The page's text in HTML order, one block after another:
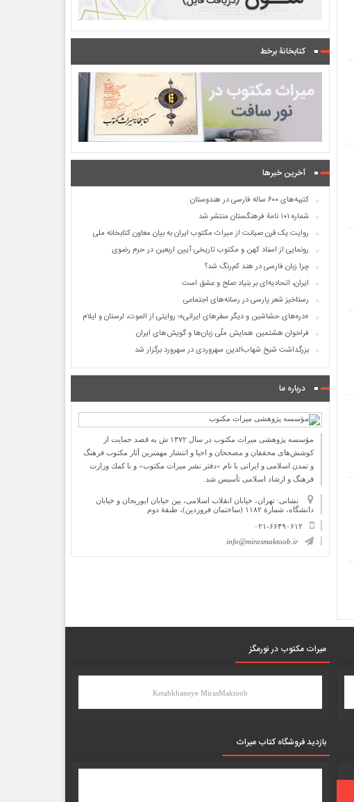
کتابخانۀ برخط
آخرین خبرها
کتیبه‌های ۶۰۰ ساله فارسی در هندوستان
شماره ۱۰۱ نامۀ فرهنگستان منتشر شد
روایت یک قرن صیانت از میراث مکتوب ایران به بیان معاون کتابخانه ملی
رونمایی از اسناد کهن و مکتوب تاریخی آیین اربعین در حرم رضوی
چرا زبان فارسی در هند کم‌رنگ شد؟
ایران، اتحادیه‌ای بر بنیاد صلح و عشق است
رستاخیز شعر پارسی در رسانه‌های اجتماعی
«دره‌های حشاشین و دیگر سفرهای ایرانی»؛ روایتی از الموت، لرستان و ایلام
فراخوان هشتمین همایش ملّی زبان‌ها و گویش‌های ایران
بزرگداشت شیخ شهاب‌الدین سهروردی در سهرورد برگزار شد
درباره ما
مؤسسه پژوهشی میراث مكتوب در سال ۱۳۷۲ ش به قصد حمایت از
كوشش‌های محققان و مصححان و احیا و انتشار مهمترین آثار مكتوب فرهنگ
و تمدن اسلامی و ایرانی با نام «دفتر نشر میراث مكتوب» و با كمك وزارت
فرهنگ و ارشاد اسلامی تأسیس شد.
نشانی: تهران، خیابان انقلاب اسلامی، بین خیابان ابوریحان و خیابان
دانشگاه، شمارۀ ۱۱۸۲ (ساختمان فروردین)، طبقۀ دوم
۰۲۱-۶۶۴۹۰۶۱۲
info@mirasmaktoob.ir
میرات مکتوب در نورمگز
Ketabkhaneye MirasMaktoob
بازدید فروشگاه کتاب میراث